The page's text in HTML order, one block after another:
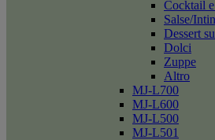
Cocktail
Salse/
Dessert
Dolci
Zuppe
Altro
MJ-L700
MJ-L600
MJ-L500
MJ-L501